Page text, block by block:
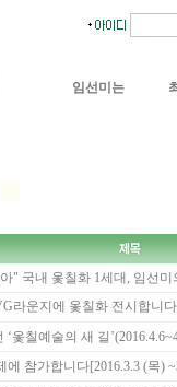
임선미는
" 국내 옻칠화 1세대, 임선미
라운지에 옻칠화 전시합니다
옻칠예술의 새 길
에 참가합니다[2016.3.3 (목)